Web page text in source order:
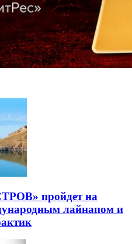
пройдет на
лайнапом и